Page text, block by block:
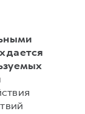
дается